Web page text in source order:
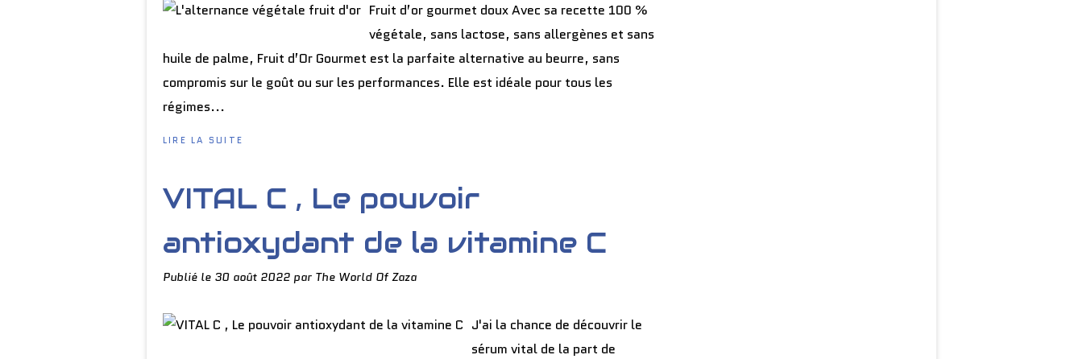
Fruit d’or gourmet doux Avec sa recette 100 %
végétale, sans lactose, sans allergènes et sans
huile de palme, Fruit d’Or Gourmet est la parfaite alternative au beurre, sans
compromis sur le goût ou sur les performances. Elle est idéale pour tous les
régimes...
LIRE LA SUITE
VITAL C , Le pouvoir
antioxydant de la vitamine C
Publié le 30 août 2022 par The World Of Zaza
J'ai la chance de découvrir le
sérum vital de la part de